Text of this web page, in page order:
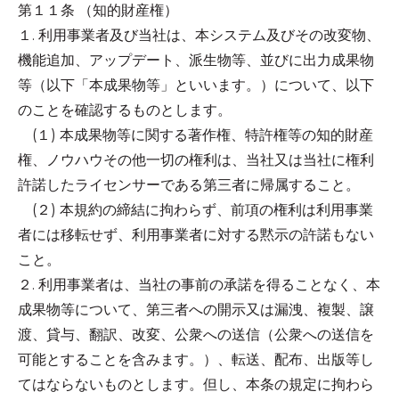
第１１条 （知的財産権）
１. 利用事業者及び当社は、本システム及びその改変物、
機能追加、アップデート、派生物等、並びに出力成果物
等（以下「本成果物等」といいます。）について、以下
のことを確認するものとします。
(１) 本成果物等に関する著作権、特許権等の知的財産
権、ノウハウその他一切の権利は、当社又は当社に権利
許諾したライセンサーである第三者に帰属すること。
(２) 本規約の締結に拘わらず、前項の権利は利用事業
者には移転せず、利用事業者に対する黙示の許諾もない
こと。
２. 利用事業者は、当社の事前の承諾を得ることなく、本
成果物等について、第三者への開示又は漏洩、複製、譲
渡、貸与、翻訳、改変、公衆への送信（公衆への送信を
可能とすることを含みます。）、転送、配布、出版等し
てはならないものとします。但し、本条の規定に拘わら